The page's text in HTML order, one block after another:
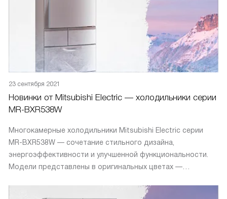
23 сентября 2021
Новинки от Mitsubishi Electric — холодильники серии
MR-BXR538W
Многокамерные холодильники Mitsubishi Electric серии
MR-BXR538W — сочетание стильного дизайна,
энергоэффективности и улучшенной функциональности.
Модели представлены в оригинальных цветах —